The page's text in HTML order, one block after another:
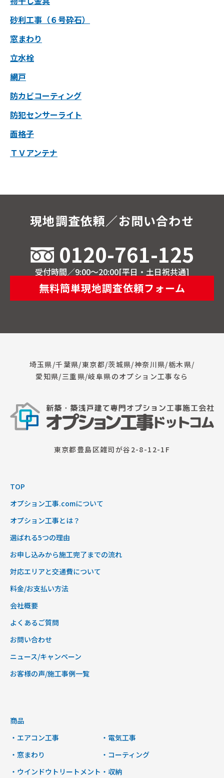
砂利工事（６号砕石）
窓まわり
立水栓
網戸
防カビコーティング
防犯センサーライト
面格子
ＴＶアンテナ
現地調査依頼／お問い合わせ
0120-761-125
受付時間／9:00～20:00[平日・土日祝共通]
無料簡単現地調査依頼フォーム
埼玉県/千葉県/東京都/茨城県/神奈川県/栃木県/
愛知県/三重県/岐阜県のオプション工事なら
東京都豊島区雑司が谷2-8-12-1F
TOP
オプション工事.comについて
オプション工事とは？
選ばれる5つの理由
お申し込みから施工完了までの流れ
対応エリアと交通費について
料金/お支払い方法
会社概要
よくあるご質問
お問い合わせ
ニュース/キャンペーン
お客様の声/施工事例一覧
商品
・エアコン工事
・窓まわり
・ウインドウトリートメント
・電気工事
・コーティング
・収納